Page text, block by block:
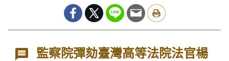
監察院彈劾臺灣高等法院法官楊